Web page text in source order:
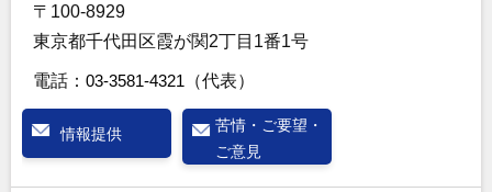
〒100-8929
東京都千代田区霞が関2丁目1番1号
電話： 03-3581-4321 （代表）
情報提供
苦情・ご要望・
ご意見